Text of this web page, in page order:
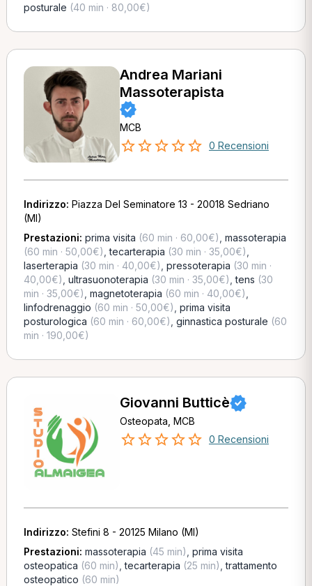
posturale (40 min · 80,00€)
Andrea Mariani
Massoterapista
MCB
0 Recensioni
Indirizzo: Piazza Del Seminatore 13 - 20018 Sedriano
(MI)
Prestazioni: prima visita (60 min · 60,00€) massoterapia
(60 min · 50,00€) ,tecarterapia (30 min · 35,00€)
laserterapia (30 min · 40,00€) pressoterapia (30 min ·
40,00€) ultrasuonoterapia (30 min · 35,00€) ,tens (30
min · 35,00€) magnetoterapia (60 min · 40,00€)
linfodrenaggio (60 min · 50,00€) prima visita
posturologica (60 min · 60,00€) ginnastica posturale (60
min · 190,00€)
Giovanni Butticè
Osteopata, MCB
0 Recensioni
Indirizzo: Stefini 8 - 20125 Milano (MI)
Prestazioni: massoterapia (45 min) prima visita
osteopatica (60 min) ,tecarterapia (25 min) ,trattamento
osteopatico (60 min)